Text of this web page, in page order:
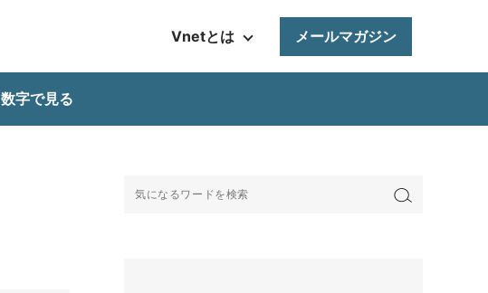
Vnetとは メールマガジン
数字で見る